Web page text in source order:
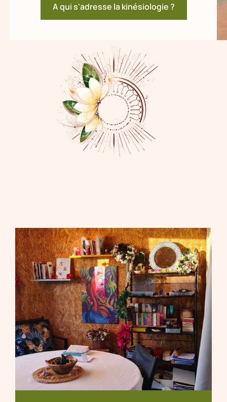
A qui s'adresse la kinésiologie ?